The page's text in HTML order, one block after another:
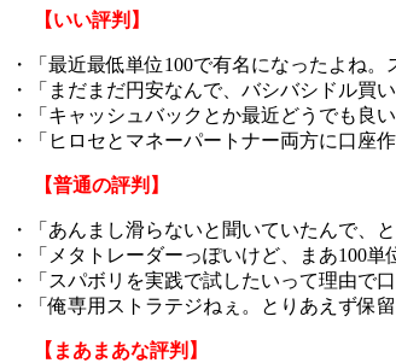
【いい評判】
・「最近最低単位100で有名になったよね。
・「まだまだ円安なんで、バシバシドル買
・「キャッシュバックとか最近どうでも良
・「ヒロセとマネーパートナー両方に口座
【普通の評判】
・「あんまし滑らないと聞いていたんで、
・「メタトレーダーっぽいけど、まあ100
・「スパボリを実践で試したいって理由で
・「俺専用ストラテジねぇ。とりあえず保
【まあまあな評判】